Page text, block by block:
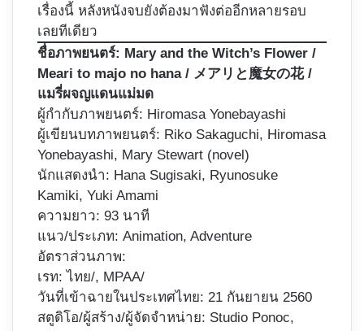
เรื่องนี้ หลังหนังจบยังต้องมาฟังต่ออีกหลายรอบ
เลยทีเดียว
ชื่อภาพยนตร์: Mary and the Witch’s Flower /
Meari to majo no hana / メアリと魔女の花 /
แมรี่ผจญแดนแม่มด
ผู้กำกับภาพยนตร์: Hiromasa Yonebayashi
ผู้เขียนบทภาพยนตร์: Riko Sakaguchi, Hiromasa
Yonebayashi, Mary Stewart (novel)
นักแสดงนำ: Hana Sugisaki, Ryunosuke
Kamiki, Yuki Amami
ความยาว: 93 นาที
แนว/ประเภท: Animation, Adventure
อัตราส่วนภาพ:
เรท: ไทย/, MPAA/
วันที่เข้าฉายในประเทศไทย: 21 กันยายน 2560
สตูดิโอ/ผู้สร้าง/ผู้จัดจำหน่าย: Studio Ponoc,